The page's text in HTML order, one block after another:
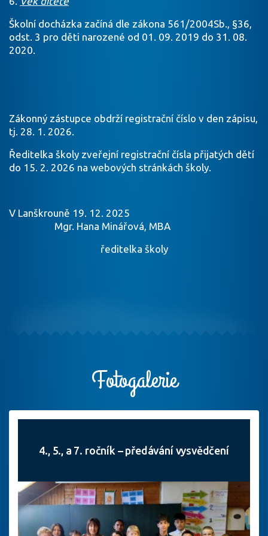
Školní docházka začíná dle zákona 561/2004Sb., §36,
odst. 3 pro děti narozené od 01. 09. 2019 do 31. 08.
2020.
Zákonný zástupce obdrží registrační číslo v den zápisu,
tj. 28. 1. 2026.
Ředitelka školy zveřejní registrační čísla přijatých dětí
do 15. 2. 2026 na webových stránkách školy.
V Lanškrouně 19. 12. 2025
Mgr. Hana Minářová, MBA
ředitelka školy
Fotogalerie
4., 5., a 7. ročník – předávání vysvědčení